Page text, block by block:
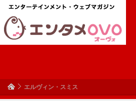
エルヴィン・スミス